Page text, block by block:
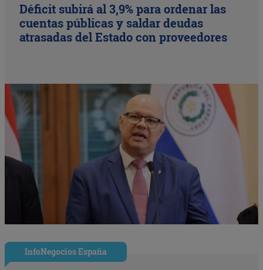
Déficit subirá al 3,9% para ordenar las
cuentas públicas y saldar deudas
atrasadas del Estado con proveedores
InfoNegocios España